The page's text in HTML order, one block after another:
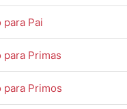
Pai
Primas
Primos